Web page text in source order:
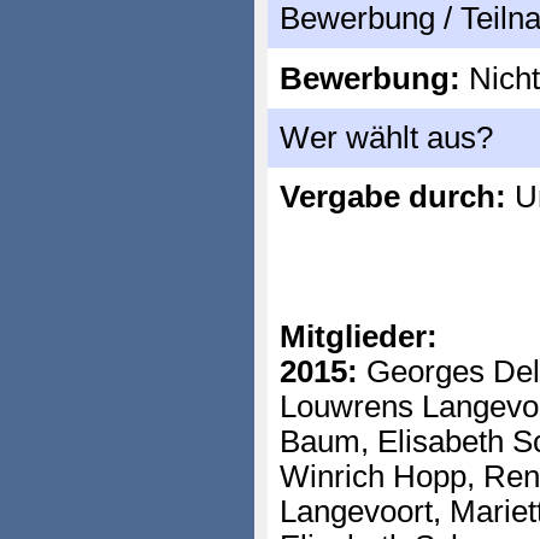
Bewerbung /
Bewerbung:
Wer wählt aus?
Vergabe durch:
Mitglieder:
2015: Georges
Louwrens
Baum, Elisabeth
Winrich Hopp,
Langevoort,